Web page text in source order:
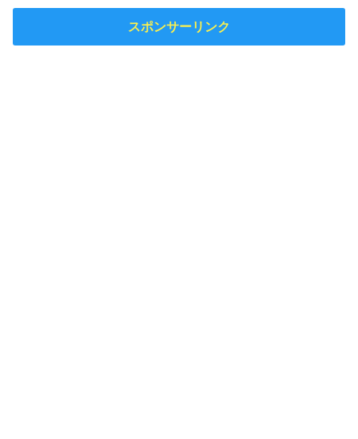
スポンサーリンク